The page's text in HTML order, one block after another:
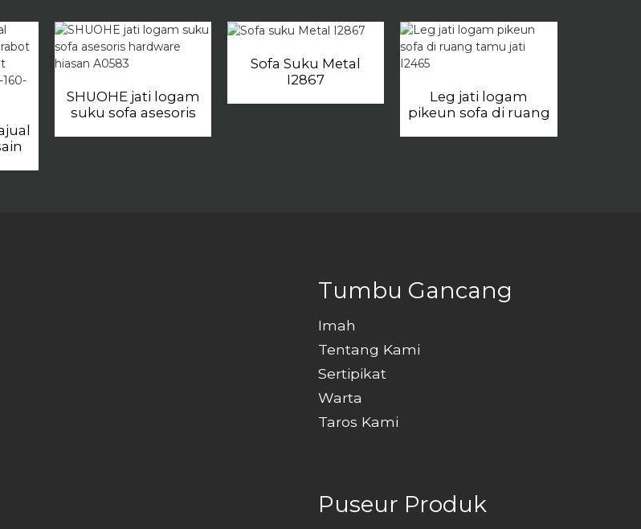
SHUOHE jati logam
suku sofa asesoris
Sofa Suku Metal
I2867
Leg jati logam
pikeun sofa di ruang
Tumbu Gancang
Imah
Tentang Kami
Sertipikat
Warta
Taros Kami
Puseur Produk